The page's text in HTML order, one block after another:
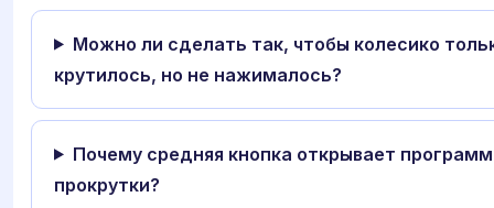
Можно ли сделать так, чтобы колесико
крутилось, но не нажималось?
Почему средняя кнопка открывает
прокрутки?